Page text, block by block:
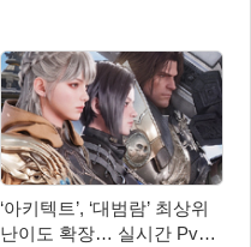
‘아키텍트’, ‘대범람’ 최상위
난이도 확장… 실시간 PvP